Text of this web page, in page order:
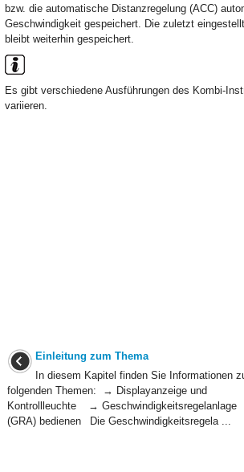
bzw. die automatische Distanzregelung (ACC)
Geschwindigkeit gespeichert. Die zuletzt
bleibt weiterhin gespeichert.
Es gibt verschiedene Ausführungen des Kombi-
variieren.
Einleitung zum Thema
In diesem Kapitel finden Sie Informationen
folgenden Themen: → Displayanzeige und
Kontrollleuchte → Geschwindigkeitsregelanlage
(GRA) bedienen Die Geschwindigkeitsregela ...